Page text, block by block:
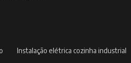
instalação elétrica cozinha industrial